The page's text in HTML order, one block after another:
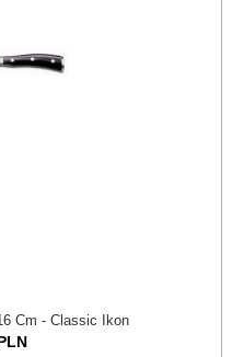
Cm - Classic Ikon